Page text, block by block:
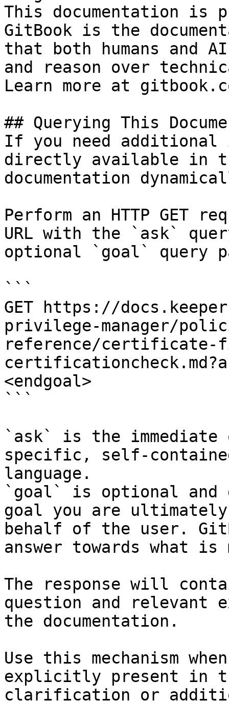
This documentation is
GitBook is the
that both humans and
and reason over
Learn more at
## Querying This
If you need
directly available in
documentation
Perform an HTTP GET
URL with the `ask`
optional `goal` query
```
GET https://
privilege-manager/
reference/
<endgoal>
```
`ask` is the
specific, self-
language.
`goal` is optional and
goal you are
behalf of the user.
answer towards what
The response will
question and relevant
the documentation.
Use this mechanism
explicitly present in
clarification or